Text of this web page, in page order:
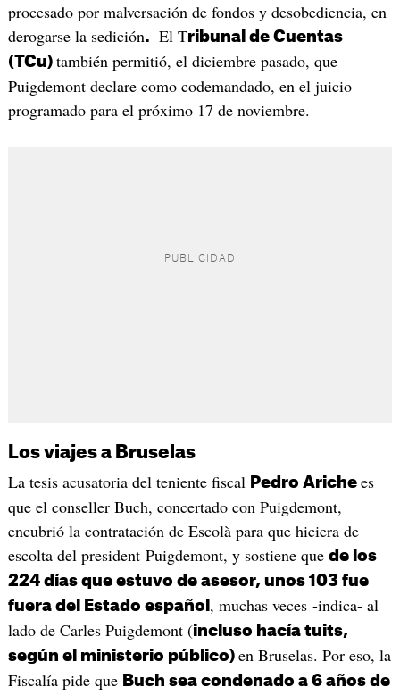
procesado por malversación de fondos y desobediencia, en
derogarse la sedición. El Tribunal de Cuentas
(TCu) también permitió, el diciembre pasado, que
Puigdemont declare como codemandado, en el juicio
programado para el próximo 17 de noviembre.
Los viajes a Bruselas
La tesis acusatoria del teniente fiscal Pedro Ariche es
que el conseller Buch, concertado con Puigdemont,
encubrió la contratación de Escolà para que hiciera de
escolta del president Puigdemont, y sostiene que de los
224 días que estuvo de asesor, unos 103 fue
fuera del Estado español , muchas veces -indica- al
lado de Carles Puigdemont (incluso hacía tuits,
según el ministerio público) en Bruselas. Por eso, la
Fiscalía pide que Buch sea condenado a 6 años de